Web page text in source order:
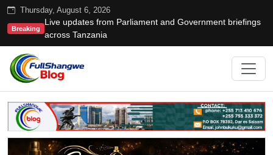
Thursday, August 6, 2026
Breaking
Live updates from Parliament and Government briefings
across Tanzania